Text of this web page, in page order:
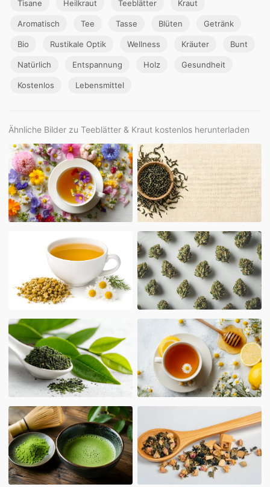
Tisane Heilkraut Teeblätter Kraut
Aromatisch Tee Tasse Blüten Getränk
Bio Rustikale Optik Wellness Kräuter Bunt
Natürlich Entspannung Holz Gesundheit
Kostenlos Lebensmittel
Ähnliche Bilder zu Teeblätter & Kraut kostenlos herunterladen